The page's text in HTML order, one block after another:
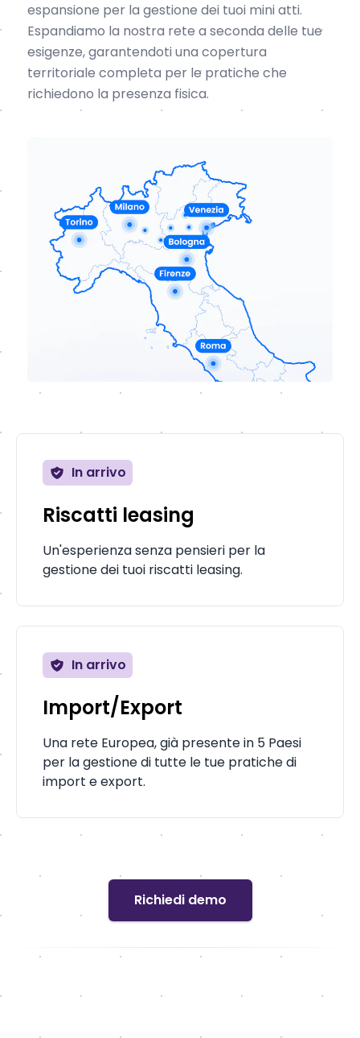
espansione per la gestione dei tuoi mini atti.
Espandiamo la nostra rete a seconda delle tue
esigenze, garantendoti una copertura
territoriale completa per le pratiche che
richiedono la presenza fisica.
In arrivo
Riscatti leasing
Un'esperienza senza pensieri per la
gestione dei tuoi riscatti leasing.
In arrivo
Import/Export
Una rete Europea, già presente in 5 Paesi
per la gestione di tutte le tue pratiche di
import e export.
Richiedi demo